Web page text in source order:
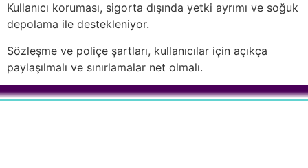
Kullanıcı koruması, sigorta dışında yetki ayrımı ve soğuk
depolama ile destekleniyor.
Sözleşme ve poliçe şartları, kullanıcılar için açıkça
paylaşılmalı ve sınırlamalar net olmalı.